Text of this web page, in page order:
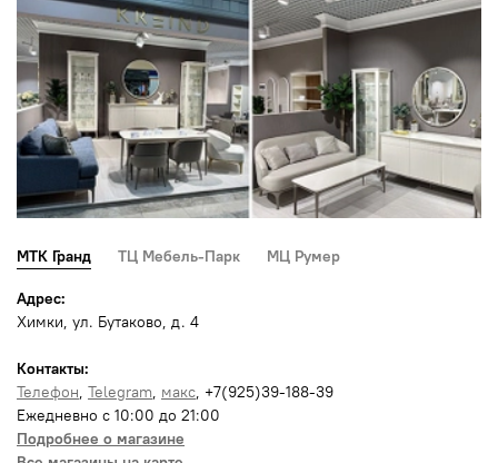
МТК Гранд ТЦ Мебель-Парк МЦ Румер
Адрес:
Химки, ул. Бутаково, д. 4
Контакты:
Телефон, Telegram, макс, +7(925)39-188-39
Ежедневно с 10:00 до 21:00
Подробнее о магазине